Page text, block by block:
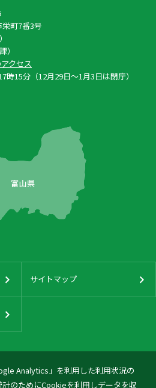
Analytics」を利用した利用状況の
のためにCookieを利用しデータを収
町7番3号
）
クセス
時15分（12月29日〜1月3日は閉庁）
サイトマップ